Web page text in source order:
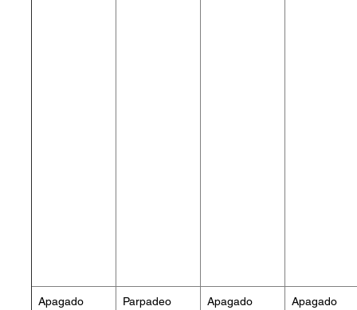
Apagado
Parpadeo
Apagado Apagado